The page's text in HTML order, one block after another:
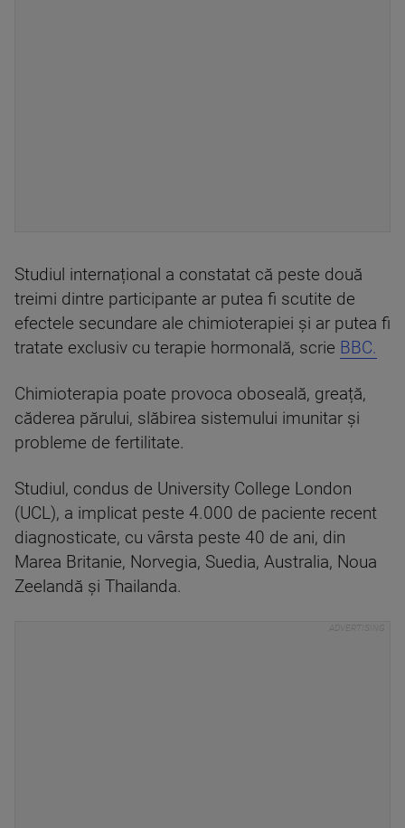
Studiul internațional a constatat că peste două
treimi dintre participante ar putea fi scutite de
efectele secundare ale chimioterapiei și ar putea fi
tratate exclusiv cu terapie hormonală, scrie BBC.
Chimioterapia poate provoca oboseală, greață,
căderea părului, slăbirea sistemului imunitar și
probleme de fertilitate.
Studiul, condus de University College London
(UCL), a implicat peste 4.000 de paciente recent
diagnosticate, cu vârsta peste 40 de ani, din
Marea Britanie, Norvegia, Suedia, Australia, Noua
Zeelandă și Thailanda.